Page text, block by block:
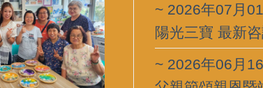
~ 2026年07月
陽光三寶 最新
~ 2026年06月